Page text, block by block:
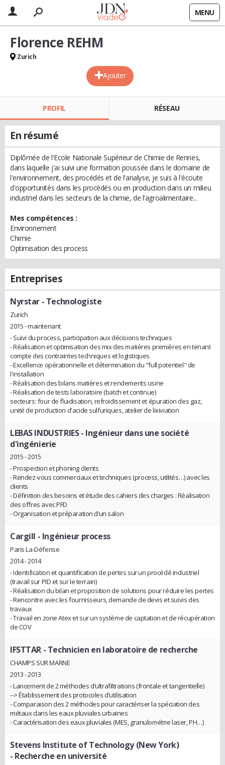
MENU
Ajouter
Florence REHM
Zurich
PROFIL RÉSEAU
En résumé
Diplômée de l'Ecole Nationale Supérieur de Chimie de Rennes,
dans laquelle j'ai suivi une formation poussée dans le domaine de
l'environnement, des procédés et de l'analyse, je suis à l'écoute
d'opportunités dans les procédés ou en production dans un milieu
industriel dans les secteurs de la chimie, de l'agroalimentaire...
Mes compétences :
Environnement
Chimie
Optimisation des process
Entreprises
Nyrstar - Technologiste
Zurich
2015 - maintenant
- Suivi du process, participation aux décisions techniques
- Réalisation et optimisation des mix des matières premières en tenant
compte des contraintes techniques et logistiques
- Excellence opérationnelle et détermination du "full potentiel" de
l'installation
- Réalisation des bilans matières et rendements usine
- Réalisation de tests laboratoire (batch et continue)
secteurs: four de fluidisation, refroidissement et épuration des gaz,
unité de production d'acide sulfuriques, atelier de lixiviation
LEBAS INDUSTRIES- Ingénieur dans une société
d'ingénierie
2015 - 2015
- Prospection et phoning clients
- Rendez-vous commerciaux et techniques (process, utilités…) avec les
clients
- Définition des besoins et étude des cahiers des charges : Réalisation
des offres avec PFD
- Organisation et préparation d’un salon
Cargill - Ingénieur process
Paris La-Défense
2014 - 2014
- Identification et quantification de pertes sur un procédé industriel
(travail sur PID et sur le terrain)
- Réalisation du bilan et proposition de solutions pour réduire les pertes
- Rencontre avec les fournisseurs, demande de devis et suivis des
travaux
- Travail en zone Atex et sur un système de captation et de récupération
de COV
IFSTTAR - Technicien en laboratoire de recherche
CHAMPS SUR MARNE
2013 - 2013
- Lancement de 2 méthodes d’ultrafiltrations (frontale et tangentielle)
--> Établissement des protocoles d’utilisation
- Comparaison des 2 méthodes pour caractériser la spéciation des
métaux dans les eaux pluviales urbaines
- Caractérisation des eaux pluviales (MES, granulométrie laser, PH…)
Stevens Institute of Technology (New York)
- Recherche en université